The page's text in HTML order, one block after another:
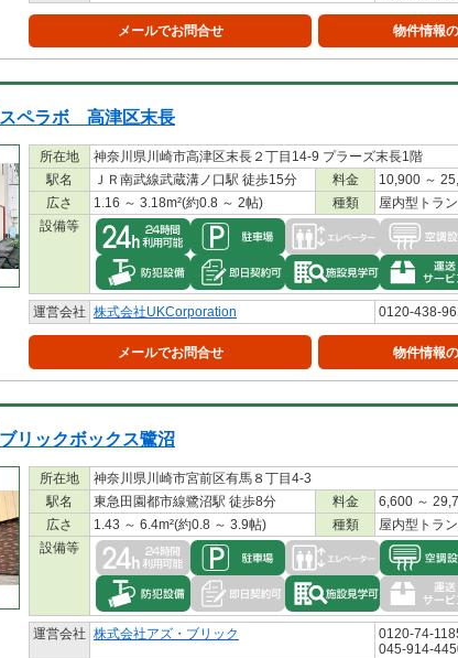
メールでお問合せ 物件情報
スペラボ 高津区末長
所在地
神奈川県川崎市高津区末長２丁目14-9 プラーズ末長1階
駅名
ＪＲ南武線武蔵溝ノ口駅 徒歩15分 料金
10,900 ～
広さ
1.16 ～ 3.18m²(約0.8 ～ 2帖) 種類
屋内型トラ
設備等
運営会社 株式会社UKCorporation 0120-438-
メールでお問合せ 物件情報
ブリックボックス鷺沼
所在地
神奈川県川崎市宮前区有馬８丁目4-3
駅名
東急田園都市線鷺沼駅 徒歩8分 料金
6,600 ～
広さ
1.43 ～ 6.4m²(約0.8 ～ 3.9帖) 種類
屋内型トラ
設備等
運営会社 株式会社アズ・ブリック
0120-74-
045-914-